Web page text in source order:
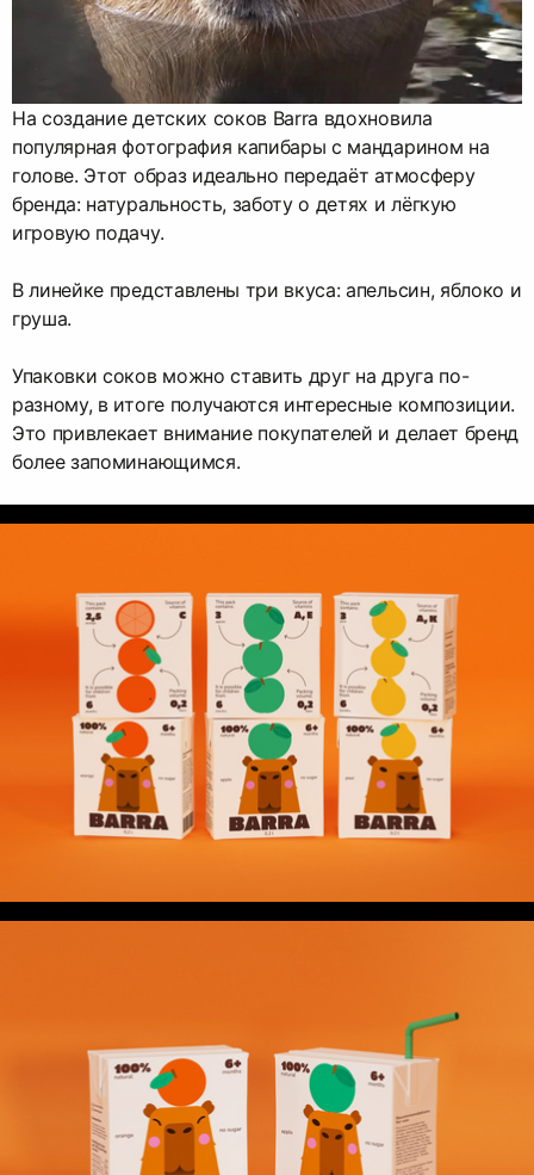
На создание детских соков Barra вдохновила
популярная фотография капибары с мандарином на
голове. Этот образ идеально передаёт атмосферу
бренда: натуральность, заботу о детях и лёгкую
игровую подачу.
В линейке представлены три вкуса: апельсин, яблоко и
груша.
Упаковки соков можно ставить друг на друга по-
разному, в итоге получаются интересные композиции.
Это привлекает внимание покупателей и делает бренд
более запоминающимся.